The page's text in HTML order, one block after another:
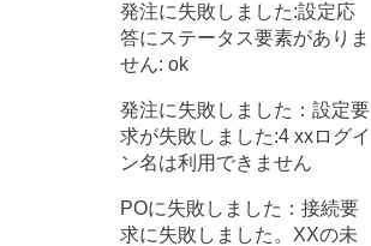
発注に失敗しました:設定応
答にステータス要素がありま
せん: ok
発注に失敗しました：設定要
求が失敗しました:4 xxログイ
ン名は利用できません
POに失敗しました：接続要
求に失敗しました。XXの未